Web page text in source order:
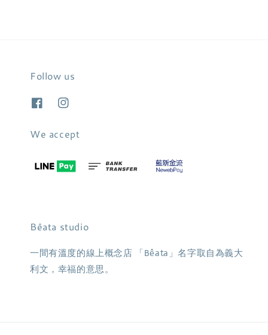
Follow us
We accept
Bêata studio
一間有溫度的線上概念店 「Bêata」名字取自為義大
利文，幸福的意思。